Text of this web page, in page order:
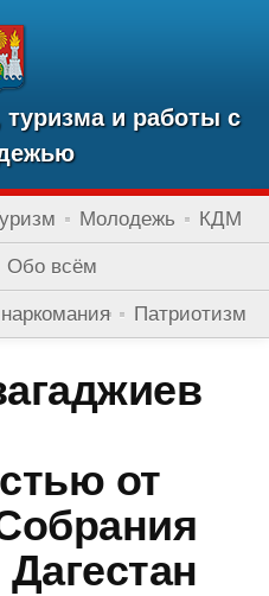
туризма и работы с
Молодежь КДМ
Обо всём
Патриотизм
от